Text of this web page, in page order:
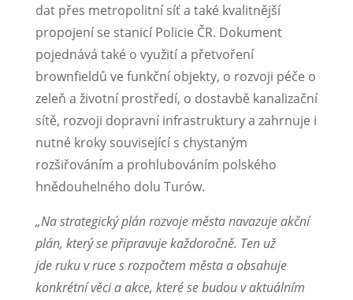
dat přes metropolitní síť a také kvalitnější
propojení se stanicí Policie ČR. Dokument
pojednává také o využití a přetvoření
brownfieldů ve funkční objekty, o rozvoji péče o
zeleň a životní prostředí, o dostavbě kanalizační
sítě, rozvoji dopravní infrastruktury a zahrnuje i
nutné kroky související s chystaným
rozšiřováním a prohlubováním polského
hnědouhelného dolu Turów.
„Na strategický plán rozvoje města navazuje akční
plán, který se připravuje každoročně. Ten už
jde ruku v ruce s rozpočtem města a obsahuje
konkrétní věci a akce, které se budou v aktuálním